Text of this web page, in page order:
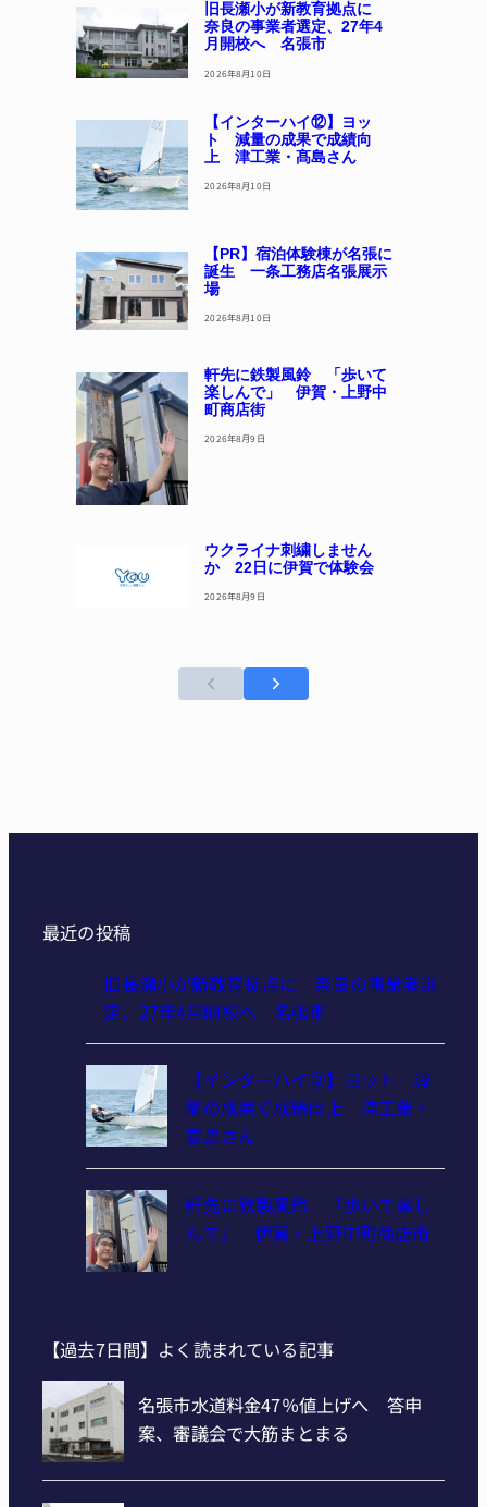
旧長瀬小が新教育拠点に
奈良の事業者選定、27年4
月開校へ 名張市
2026年8月10日
【インターハイ⑫】ヨッ
ト 減量の成果で成績向
上 津工業・髙島さん
2026年8月10日
【PR】宿泊体験棟が名張に
誕生 一条工務店名張展示
場
2026年8月10日
軒先に鉄製風鈴 「歩いて
楽しんで」 伊賀・上野中
町商店街
2026年8月9日
ウクライナ刺繍しません
か 22日に伊賀で体験会
2026年8月9日
最近の投稿
旧長瀬小が新教育拠点に 奈良の事業者選
定、27年4月開校へ 名張市
【インターハイ⑫】ヨット 減
量の成果で成績向上 津工業・
髙島さん
軒先に鉄製風鈴 「歩いて楽し
んで」 伊賀・上野中町商店街
【過去7日間】よく読まれている記事